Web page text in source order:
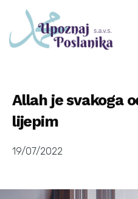
Allah je svakoga
lijepim
19/07/2022